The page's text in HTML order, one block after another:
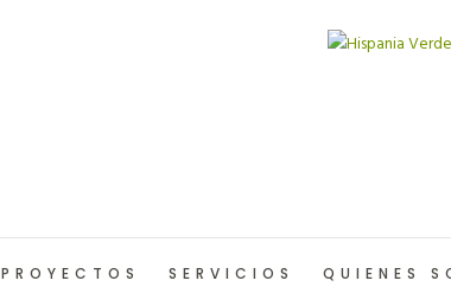
PROYECTOS SERVICIOS QUIENES